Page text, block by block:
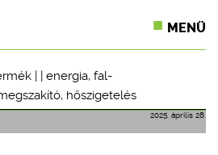
MENÜ
| | energia, fal-
, hőszigetelés
2025. április 28.